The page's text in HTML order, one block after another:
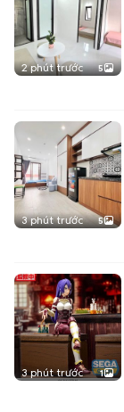
2 phút trước 5
3 phút trước 5
3 phút trước 1